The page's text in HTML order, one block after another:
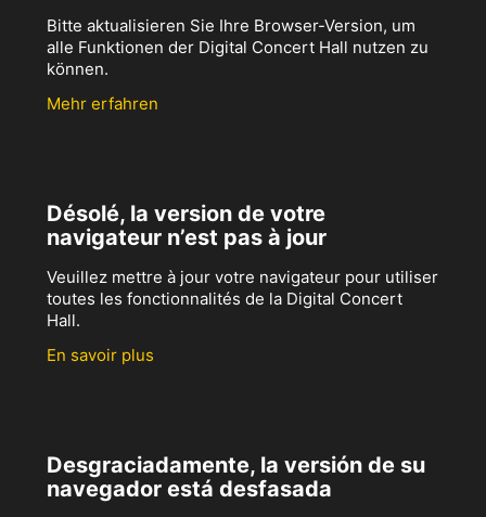
Bitte aktualisieren Sie Ihre Browser-Version, um
alle Funktionen der Digital Concert Hall nutzen zu
können.
Mehr erfahren
Désolé, la version de votre
navigateur n’est pas à jour
Veuillez mettre à jour votre navigateur pour utiliser
toutes les fonctionnalités de la Digital Concert
Hall.
En savoir plus
Desgraciadamente, la versión de su
navegador está desfasada